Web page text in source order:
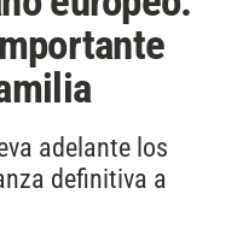
adelante los
definitiva a